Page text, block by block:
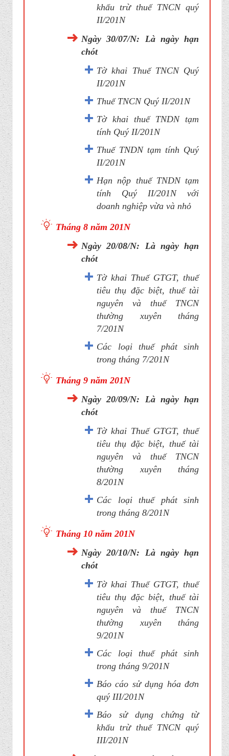
khấu trừ thuế TNCN quý
II/201N
Ngày 30/07/N: Là ngày hạn
chót
Tờ khai Thuế TNCN Quý
II/201N
Thuế TNCN Quý II/201N
Tờ khai thuế TNDN tạm
tính Quý II/201N
Thuế TNDN tạm tính Quý
II/201N
Hạn nộp thuế TNDN tạm
tính Quý II/201N với
doanh nghiệp vừa và nhỏ
Tháng 8 năm 201N
Ngày 20/08/N: Là ngày hạn
chót
Tờ khai Thuế GTGT, thuế
tiêu thụ đặc biệt, thuế tài
nguyên và thuế TNCN
thường xuyên tháng
7/201N
Các loại thuế phát sinh
trong tháng 7/201N
Tháng 9 năm 201N
Ngày 20/09/N: Là ngày hạn
chót
Tờ khai Thuế GTGT, thuế
tiêu thụ đặc biệt, thuế tài
nguyên và thuế TNCN
thường xuyên tháng
8/201N
Các loại thuế phát sinh
trong tháng 8/201N
Tháng 10 năm 201N
Ngày 20/10/N: Là ngày hạn
chót
Tờ khai Thuế GTGT, thuế
tiêu thụ đặc biệt, thuế tài
nguyên và thuế TNCN
thường xuyên tháng
9/201N
Các loại thuế phát sinh
trong tháng 9/201N
Báo cáo sử dụng hóa đơn
quý III/201N
Báo sử dụng chứng từ
khấu trừ thuế TNCN quý
III/201N